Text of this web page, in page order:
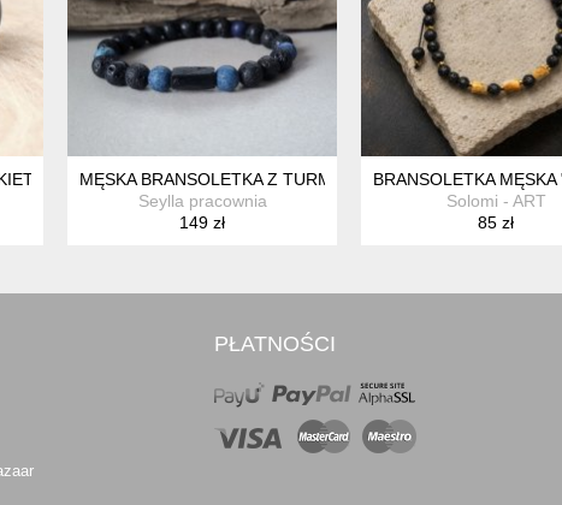
Z ONYKSAMI A869
MĘSKA BRANSOLETKA Z TURMALINEM
Seylla pracownia
149 zł
BRANSOLETKA MĘSKA
Solomi - ART
85 zł
PŁATNOŚCI